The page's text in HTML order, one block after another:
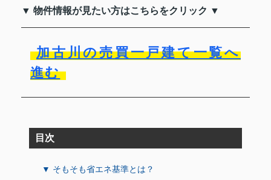
▼ 物件情報が見たい方はこちらをクリック ▼
加古川の売買一戸建て一覧へ
進む
目次
▼ そもそも省エネ基準とは？